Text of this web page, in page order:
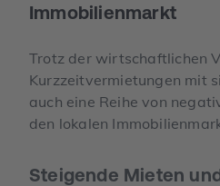
Immobilienmarkt
Trotz der wirtschaftlichen
Kurzzeitvermietungen mit
auch eine Reihe von
den lokalen
Steigende Mieten